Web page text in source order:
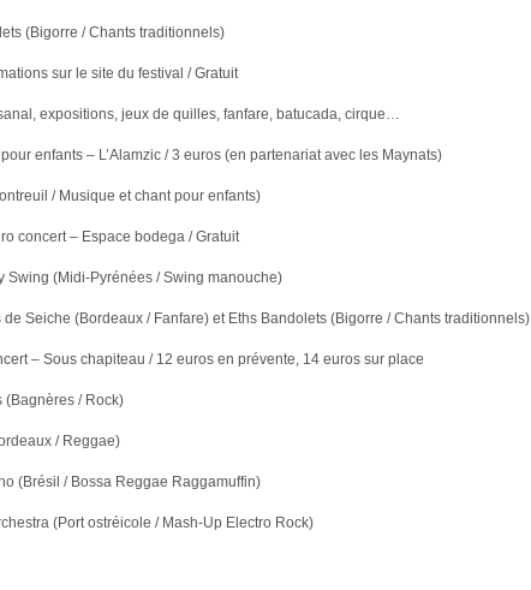
(Bigorre / Chants traditionnels)
sur le site du festival / Gratuit
expositions, jeux de quilles, fanfare, batucada, cirque…
enfants – L’Alamzic / 3 euros (en partenariat avec les Maynats)
/ Musique et chant pour enfants)
concert – Espace bodega / Gratuit
Swing (Midi-Pyrénées / Swing manouche)
de Seiche (Bordeaux / Fanfare) et Eths Bandolets (Bigorre / Chants traditionnels)
– Sous chapiteau / 12 euros en prévente, 14 euros sur place
(Bagnères / Rock)
/ Reggae)
(Brésil / Bossa Reggae Raggamuffin)
(Port ostréicole / Mash-Up Electro Rock)